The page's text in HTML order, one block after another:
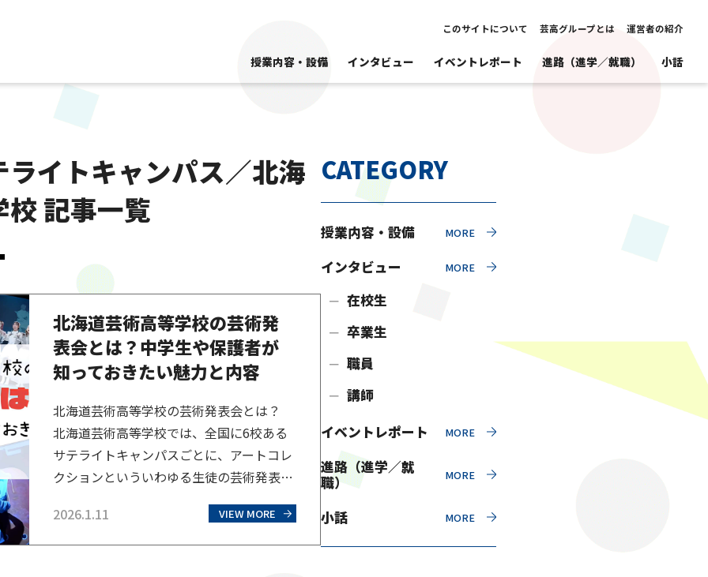
授業内容・設備 インタビュー イベントレポート 進路（進学／就職） 小話
このサイトについて 芸高グループとは 運営者の紹介
イトキャンパス／北海
記事一覧
北海道芸術高等学校の芸術発
表会とは？中学生や保護者が
知っておきたい魅力と内容
北海道芸術高等学校の芸術発表会とは？
北海道芸術高等学校では、全国に6校ある
サテライトキャンパスごとに、アートコレ
クションといういわゆる生徒の芸術発表会
から受験を考えている方・生徒の母校の先
生など、幅広い年代の方々が生徒の様子を
2026.1.11 VIEW MORE
CATEGORY
授業内容・設備
インタビュー
在校生
卒業生
職員
講師
イベントレポート
進路（進学／就
職）
小話